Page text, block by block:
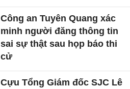
Công an Tuyên Quang xác
minh người đăng thông tin
sai sự thật sau họp báo thi
cử
Cựu Tổng Giám đốc SJC Lê